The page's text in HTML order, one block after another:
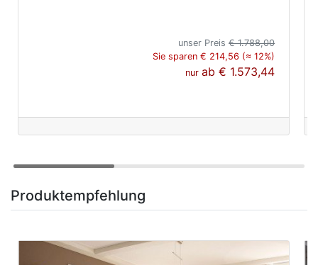
unser Preis€ 1.788,00
Sie sparen € 214,56 (≈ 12%)
nurab€ 1.573,44
Produktempfehlung